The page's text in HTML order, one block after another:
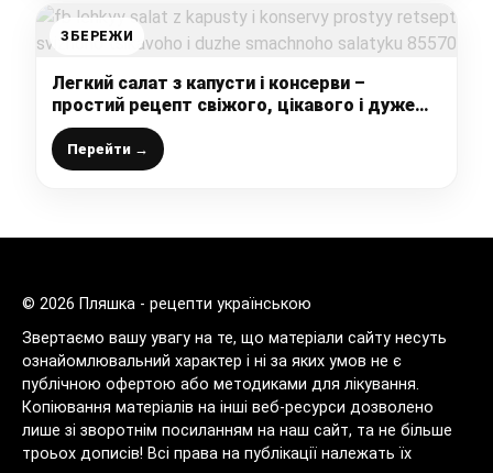
ЗБЕРЕЖИ
Легкий салат з капусти і консерви –
простий рецепт свіжого, цікавого і дуже
смачного салатику
Перейти →
© 2026 Пляшка - рецепти українською
Звертаємо вашу увагу на те, що матеріали сайту несуть
ознайомлювальний характер і ні за яких умов не є
публічною офертою або методиками для лікування.
Копіювання матеріалів на інші веб-ресурси дозволено
лише зі зворотнім посиланням на наш сайт, та не більше
троьох дописів! Всі права на публікації належать їх